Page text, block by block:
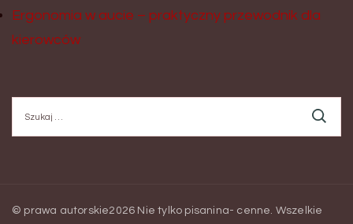
Ergonomia w aucie – praktyczny przewodnik dla
kierowców
© prawa autorskie2026 Nie tylko pisanina- cenne . Wszelkie